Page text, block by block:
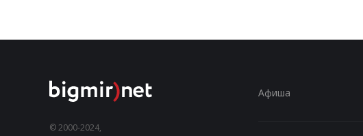
© 2000-2024,
Афиша